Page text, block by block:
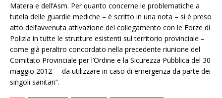
Matera e dell’Asm. Per quanto concerne le problematiche a
tutela delle guardie mediche – è scritto in una nota – si è preso
atto dell’avvenuta attivazione del collegamento con le Forze di
Polizia in tutte le strutture esistenti sul territorio provinciale –
come già peraltro concordato nella precedente riunione del
Comitato Provinciale per l’Ordine e la Sicurezza Pubblica del 30
maggio 2012 – da utilizzare in caso di emergenza da parte dei
singoli sanitari”.